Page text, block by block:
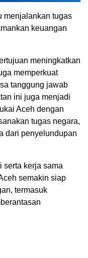
menjalankan tugas
keuangan
meningkatkan
memperkuat
tanggung jawab
ini juga menjadi
Aceh dengan
tugas negara,
dari penyelundupan
serta kerja sama
semakin siap
termasuk